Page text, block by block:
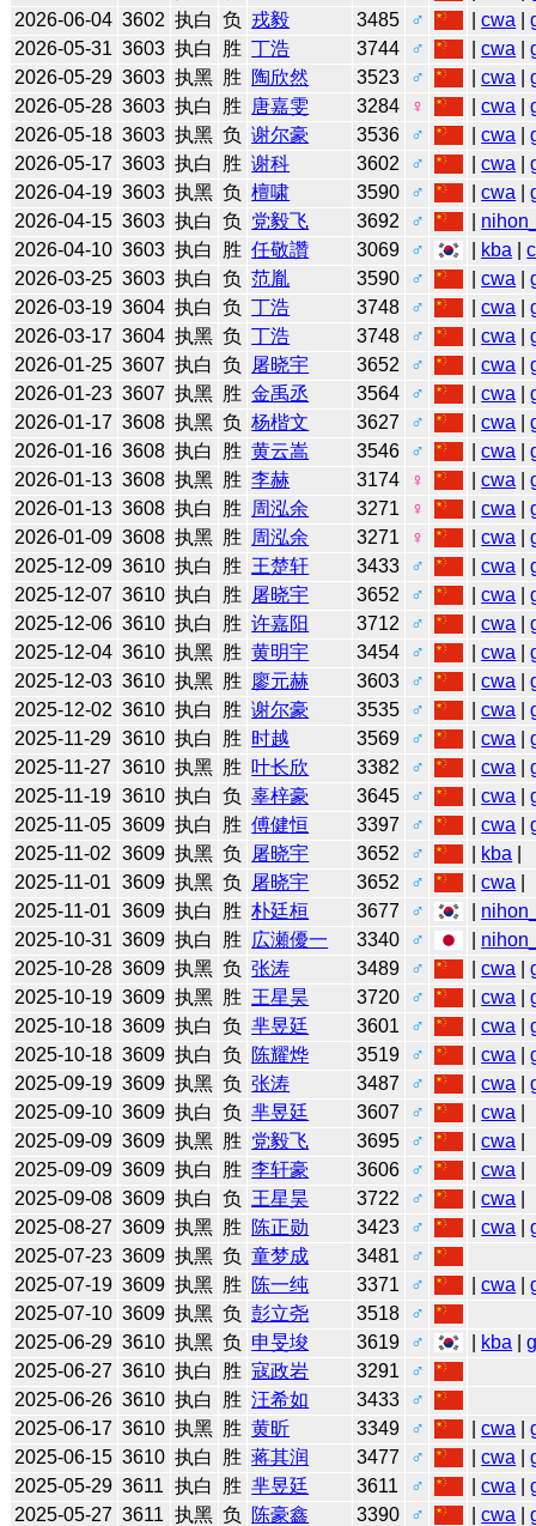
2026-06-04 3602 执白 负 戎毅 3485 ♂ |cwa |
2026-05-31 3603 执白 胜 丁浩 3744 ♂ |cwa |
2026-05-29 3603 执黑 胜 陶欣然 3523 ♂ |cwa |
2026-05-28 3603 执白 胜 唐嘉雯 3284 ♀ |cwa |
2026-05-18 3603 执黑 负 谢尔豪 3536 ♂ |cwa |
2026-05-17 3603 执白 胜 谢科 3602 ♂ |cwa |
2026-04-19 3603 执黑 负 檀啸 3590 ♂ |cwa |
2026-04-15 3603 执白 负 党毅飞 3692 ♂
2026-04-10 3603 执白 胜 任敬讚 3069 ♂ kba |
2026-03-25 3603 执白 负 范胤 3590 ♂ |cwa |
2026-03-19 3604 执白 负 丁浩 3748 ♂ |cwa |
2026-03-17 3604 执黑 负 丁浩 3748 ♂ |cwa |
2026-01-25 3607 执白 负 屠晓宇 3652 ♂ |cwa |
2026-01-23 3607 执黑 胜 金禹丞 3564 ♂ |cwa |
2026-01-17 3608 执黑 负 杨楷文 3627 ♂ |cwa |
2026-01-16 3608 执白 胜 黄云嵩 3546 ♂ |cwa |
2026-01-13 3608 执黑 胜 李赫 3174 ♀ |cwa |
2026-01-13 3608 执白 胜 周泓余 3271 ♀ |cwa |
2026-01-09 3608 执黑 胜 周泓余 3271 ♀ |cwa |
2025-12-09 3610 执白 胜 王楚轩 3433 ♂ |cwa |
2025-12-07 3610 执白 胜 屠晓宇 3652 ♂ |cwa |
2025-12-06 3610 执白 胜 许嘉阳 3712 ♂ |cwa |
2025-12-04 3610 执黑 胜 黄明宇 3454 ♂ |cwa |
2025-12-03 3610 执黑 胜 廖元赫 3603 ♂ |cwa |
2025-12-02 3610 执白 胜 谢尔豪 3535 ♂ |cwa |
2025-11-29 3610 执白 胜 时越 3569 ♂ |cwa |
2025-11-27 3610 执黑 胜 叶长欣 3382 ♂ |cwa |
2025-11-19 3610 执白 负 辜梓豪 3645 ♂ |cwa |
2025-11-05 3609 执白 胜 傅健恒 3397 ♂ |cwa |
2025-11-02 3609 执黑 负 屠晓宇 3652 ♂ kba
2025-11-01 3609 执黑 负 屠晓宇 3652 ♂ |cwa
2025-11-01 3609 执白 胜 朴廷桓 3677 ♂
2025-10-31 3609 执白 胜 広瀬優一 3340 ♂
2025-10-28 3609 执黑 负 张涛 3489 ♂ |cwa |
2025-10-19 3609 执黑 胜 王星昊 3720 ♂ |cwa |
2025-10-18 3609 执白 负 芈昱廷 3601 ♂ |cwa |
2025-10-18 3609 执白 负 陈耀烨 3519 ♂ |cwa |
2025-09-19 3609 执黑 负 张涛 3487 ♂ |cwa |
2025-09-10 3609 执白 负 芈昱廷 3607 ♂ |cwa
2025-09-09 3609 执黑 胜 党毅飞 3695 ♂ |cwa
2025-09-09 3609 执白 胜 李轩豪 3606 ♂ |cwa
2025-09-08 3609 执白 负 王星昊 3722 ♂ |cwa
2025-08-27 3609 执黑 胜 陈正勋 3423 ♂ |cwa |
2025-07-23 3609 执黑 负 童梦成 3481
♂
2025-07-19 3609 执黑 胜 陈一纯 3371 ♂ |cwa |
2025-07-10 3609 执黑 负 彭立尧 3518
♂
2025-06-29 3610 执黑 负 申旻埈 3619 ♂ kba |
2025-06-27 3610 执白 胜 寇政岩 3291
♂
2025-06-26 3610 执白 胜 汪希如 3433
♂
2025-06-17 3610 执黑 胜 黄昕 3349 ♂ |cwa |
2025-06-15 3610 执白 胜 蒋其润 3477 ♂ |cwa |
2025-05-29 3611 执白 胜 芈昱廷 3611 ♂ |cwa |
2025-05-27 3611 执黑 负 陈豪鑫 3390 ♂ |cwa |